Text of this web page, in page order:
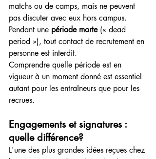
matchs ou de camps, mais ne peuvent
pas discuter avec eux hors campus.
Pendant une période morte (« dead
period »), tout contact de recrutement en
personne est interdit.
Comprendre quelle période est en
vigueur à un moment donné est essentiel
autant pour les entraîneurs que pour les
recrues.
Engagements et signatures :
quelle différence?
L'une des plus grandes idées reçues chez